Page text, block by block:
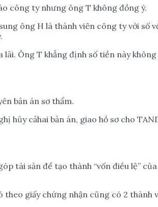
công ty nhưng ông T không đồng ý.
ông H là thành viên công ty với số
Ông T khẳng định số tiền này
bản án sơ thẩm.
hủy cảhai bản án, giao hồ sơ cho
tài sản để tạo thành “vốn điều lệ”
giấy chứng nhận cũng có 2 thành